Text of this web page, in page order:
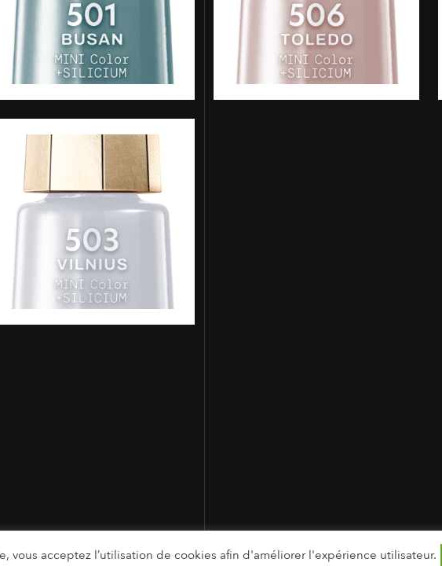
vous acceptez l’utilisation de cookies afin d'améliorer l'expérience utilisateur.